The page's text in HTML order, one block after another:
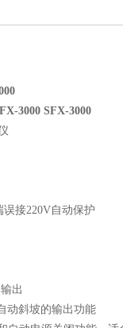
3000 SFX-3000
误接220V自动保护
出
动斜坡的输出功能